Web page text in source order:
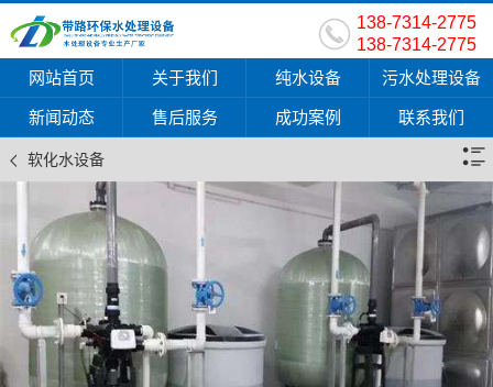
138-7314-2775
138-7314-2775
网站首页
关于我们 纯水设备 污水处理设备
新闻动态 售后服务 成功案例 联系我们
软化水设备